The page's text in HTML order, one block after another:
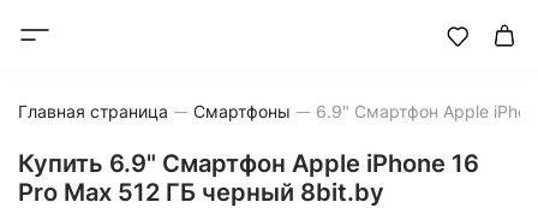
Главная страница Смартфоны
Купить 6.9" Смартфон Apple iPhone 16
Pro Max 512 ГБ черный 8bit.by